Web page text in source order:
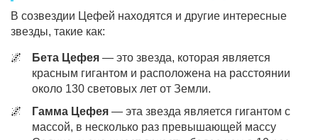
В созвездии Цефей находятся и другие интересные
звезды, такие как:
Бета Цефея — это звезда, которая является
красным гигантом и расположена на расстоянии
около 130 световых лет от Земли.
Гамма Цефея — эта звезда является гигантом с
массой, в несколько раз превышающей массу